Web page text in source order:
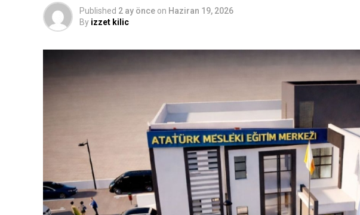
Published 2 ay önce on Haziran 19, 2026
By izzet kilic